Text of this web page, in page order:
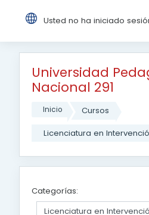
Usted no ha iniciado
Universidad
Nacional 291
Inicio
Cursos
Licenciatura en
Categorías: